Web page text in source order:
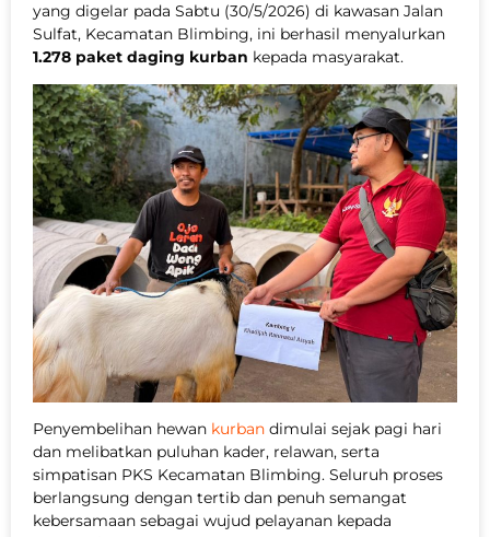
yang digelar pada Sabtu (30/5/2026) di kawasan Jalan
Sulfat, Kecamatan Blimbing, ini berhasil menyalurkan
1.278 paket daging kurban kepada masyarakat.
Penyembelihan hewan kurban dimulai sejak pagi hari
dan melibatkan puluhan kader, relawan, serta
simpatisan PKS Kecamatan Blimbing. Seluruh proses
berlangsung dengan tertib dan penuh semangat
kebersamaan sebagai wujud pelayanan kepada